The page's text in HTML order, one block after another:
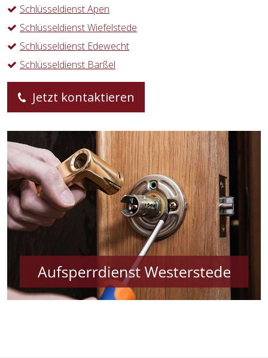
Schlüsseldienst Apen
Schlüsseldienst Wiefelstede
Schlüsseldienst Edewecht
Schlüsseldienst Barßel
Jetzt kontaktieren